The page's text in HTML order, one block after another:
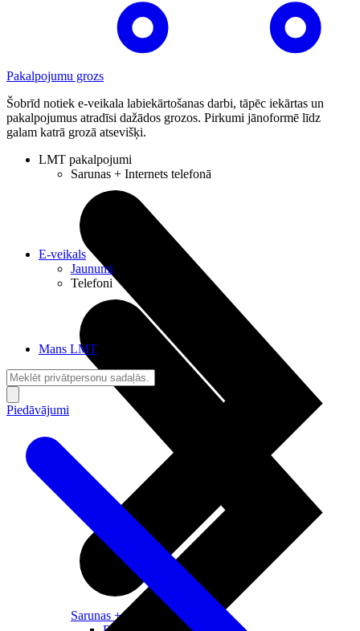
Pakalpojumu grozs
Šobrīd notiek e-veikala labiekārtošanas darbi, tāpēc iekārtas un
pakalpojumus atradīsi dažādos grozos. Pirkumi jānoformē līdz
galam katrā grozā atsevišķi.
LMT pakalpojumi
Sarunas + Internets telefonā
Sarunas + Internets
E-veikals
Jaunumi
Telefoni
Mans LMT
Piedāvājumi